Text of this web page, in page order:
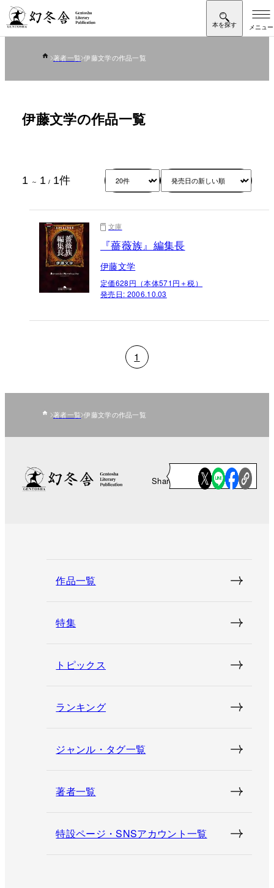
著者一覧 伊藤文学の作品一覧
伊藤文学の作品一覧
1 ～ 1 / 1件
文庫
『薔薇族』編集長
伊藤文学
定価628円（本体571円＋税）
発売日: 2006.10.03
1
著者一覧 伊藤文学の作品一覧
Share
作品一覧
特集
トピックス
ランキング
ジャンル・タグ一覧
著者一覧
特設ページ・SNSアカウント一覧